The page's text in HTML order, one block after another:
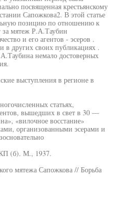
посвященная крестьянскому
Сапожкова2. В этой статье
позицию по отношению к
мятеж Р.А.Таубин
и его агентов - эсеров .
других своих публикациях .
немало достоверных
выступления в регионе в
статьях,
вышедших в свет в 30 —
«вилочное восстание»
организованными эсерами и
(б). М., 1937.
мятежа Сапожкова // Борьба